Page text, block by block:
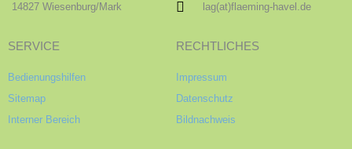
14827 Wiesenburg/Mark lag(at)flaeming-havel.de
SERVICE
Bedienungshilfen
Sitemap
Interner Bereich
RECHTLICHES
Impressum
Datenschutz
Bildnachweis